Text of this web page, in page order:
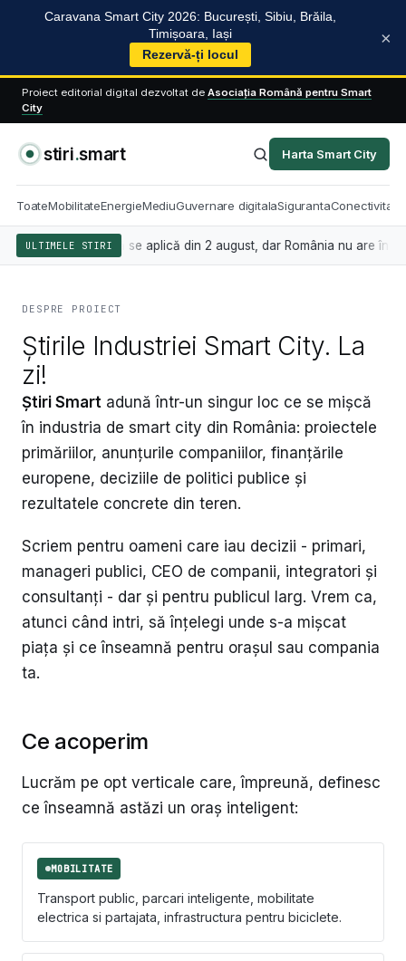
Caravana Smart City 2026: București, Sibiu, Brăila,
Timișoara, Iași
Rezervă-ți locul
×
Proiect editorial digital dezvoltat de Asociația Română pentru Smart
City
stiri.smart Harta Smart City
ToateMobilitateEnergieMediuGuvernare digitalaSigurantaConectivitate
ULTIMELE STIRI
artificială se aplică din 2 august, dar România nu are încă
DESPRE PROIECT
Știrile Industriei Smart City. La
zi!
Știri Smart adună într-un singur loc ce se mișcă
în industria de smart city din România: proiectele
primăriilor, anunțurile companiilor, finanțările
europene, deciziile de politici publice și
rezultatele concrete din teren.
Scriem pentru oameni care iau decizii - primari,
manageri publici, CEO de companii, integratori și
consultanți - dar și pentru publicul larg. Vrem ca,
atunci când intri, să înțelegi unde s-a mișcat
piața și ce înseamnă pentru orașul sau compania
ta.
Ce acoperim
Lucrăm pe opt verticale care, împreună, definesc
ce înseamnă astăzi un oraș inteligent:
MOBILITATE
Transport public, parcari inteligente, mobilitate
electrica si partajata, infrastructura pentru biciclete.